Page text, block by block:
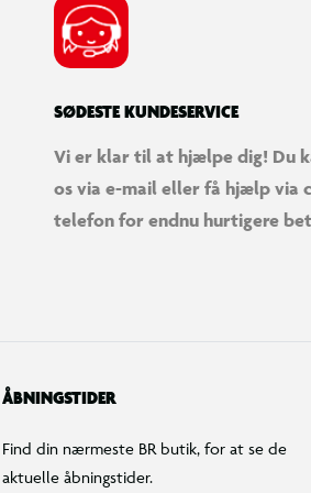
SØDESTE KUNDESERVICE
Vi er klar til at hjælpe dig! Du
os via e-mail eller få hjælp via
telefon for endnu hurtigere
ÅBNINGSTIDER
Find din nærmeste BR butik, for at se de
aktuelle åbningstider.